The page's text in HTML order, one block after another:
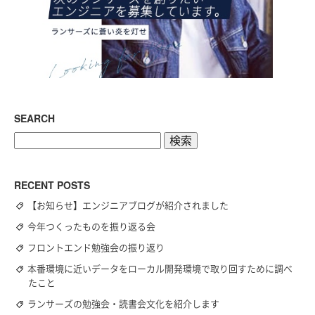
SEARCH
RECENT POSTS
【お知らせ】エンジニアブログが紹介されました
今年つくったものを振り返る会
フロントエンド勉強会の振り返り
本番環境に近いデータをローカル開発環境で取り回すために調べ
たこと
ランサーズの勉強会・読書会文化を紹介します